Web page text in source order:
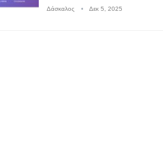
Δάσκαλος Δεκ 5, 2025